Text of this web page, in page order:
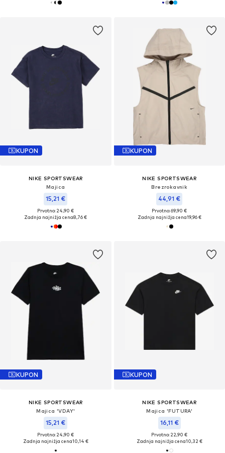
KUPON
NIKE SPORTSWEAR
Majica
15,21 €
Prvotno: 24,90 €
Zadnja najnižja cena8,76 €
KUPON
NIKE SPORTSWEAR
Brezrokavnik
44,91 €
Prvotno: 69,90 €
Zadnja najnižja cena19,96 €
KUPON
NIKE SPORTSWEAR
Majica 'VDAY'
15,21 €
Prvotno: 24,90 €
Zadnja najnižja cena10,14 €
KUPON
NIKE SPORTSWEAR
Majica 'FUTURA'
16,11 €
Prvotno: 22,90 €
Zadnja najnižja cena10,32 €